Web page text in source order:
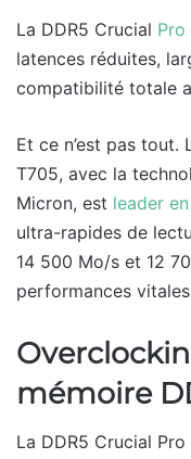
La DDR5 Crucial
latences réduites,
compatibilité totale
Et ce n’est pas tout.
T705, avec la
Micron, est leader
ultra-rapides de
14 500 Mo/s et 12
performances
mémoire
La DDR5 Crucial